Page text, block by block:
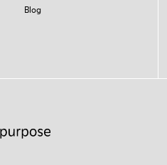
Blog